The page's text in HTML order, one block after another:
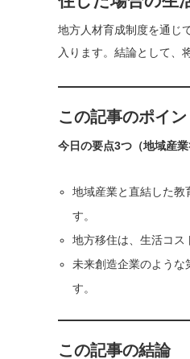
地方人材育成制度を通じ
入ります。結論として、
この記事のポイン
今日の要点3つ（地域産業
地域産業と直結した教
す。
地方移住は、生活コス
未来創造企業のような
す。
この記事の結論